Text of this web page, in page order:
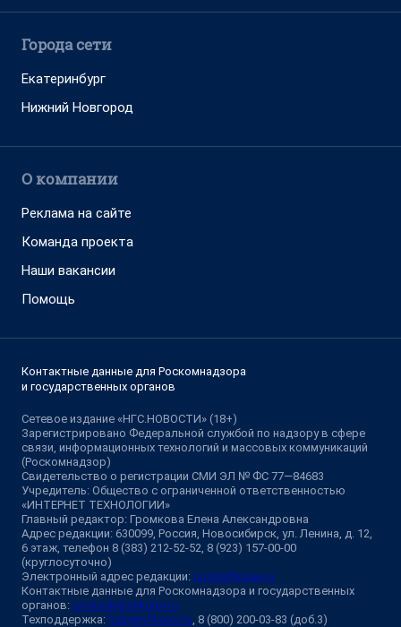
Города сети
Екатеринбург
Нижний Новгород
О компании
Реклама на сайте
Команда проекта
Наши вакансии
Помощь
Контактные данные для Роскомнадзора
и государственных органов
Сетевое издание «НГС.НОВОСТИ» (18+)
Зарегистрировано Федеральной службой по надзору в сфере
связи, информационных технологий и массовых коммуникаций
(Роскомнадзор)
Свидетельство о регистрации СМИ ЭЛ № ФС 77—84683
Учредитель: Общество с ограниченной ответственностью
«ИНТЕРНЕТ ТЕХНОЛОГИИ»
Главный редактор: Громкова Елена Александровна
Адрес редакции: 630099, Россия, Новосибирск, ул. Ленина, д. 12,
6 этаж, телефон 8 (383) 212-52-52, 8 (923) 157-00-00
(круглосуточно)
Электронный адрес редакции: ngs@shkulev.ru
Контактные данные для Роскомнадзора и государственных
органов: juristnsk@shkulev.ru
Техподдержка: help@shkulev.ru , 8 (800) 200-03-83 (доб.3)